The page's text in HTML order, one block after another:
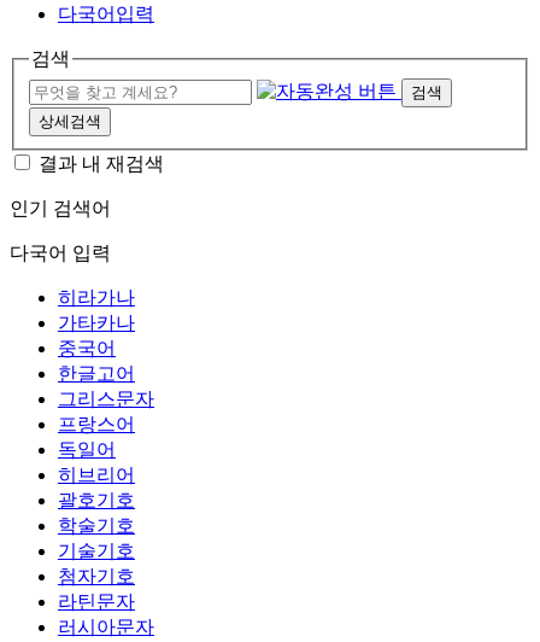
다국어입력
검색
검색
상세검색
결과 내 재검색
인기 검색어
다국어 입력
히라가나
가타카나
중국어
한글고어
그리스문자
프랑스어
독일어
히브리어
괄호기호
학술기호
기술기호
첨자기호
라틴문자
러시아문자